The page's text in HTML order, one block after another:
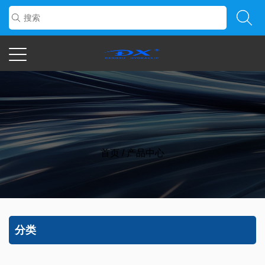
首页 / 产品中心
分类